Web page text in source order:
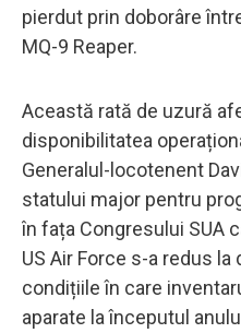
pierdut prin doborâre
MQ-9 Reaper.
Această rată de uzură
disponibilitatea
Generalul-locotenent
statului major pentru
în fața Congresului SUA
US Air Force s-a redus la
condițiile în care
aparate la începutul